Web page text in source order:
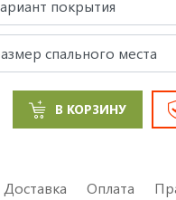
В КОРЗИНУ
Доставка Оплата